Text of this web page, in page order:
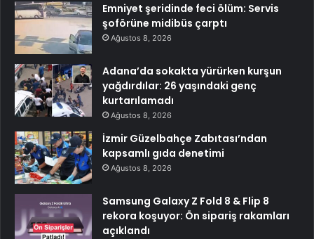
Emniyet şeridinde feci ölüm: Servis
şoförüne midibüs çarptı
Ağustos 8, 2026
Adana’da sokakta yürürken kurşun
yağdırdılar: 26 yaşındaki genç
kurtarılamadı
Ağustos 8, 2026
İzmir Güzelbahçe Zabıtası’ndan
kapsamlı gıda denetimi
Ağustos 8, 2026
Samsung Galaxy Z Fold 8 & Flip 8
rekora koşuyor: Ön sipariş rakamları
açıklandı